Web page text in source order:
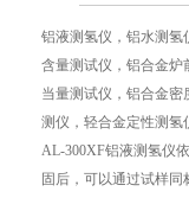
铝液测氢仪，铝水测氢
含量测试仪，铝合金炉
当量测试仪，铝合金
测仪，轻合金定性测氢
AL-300XF铝液测氢仪
固后，可以通过试样